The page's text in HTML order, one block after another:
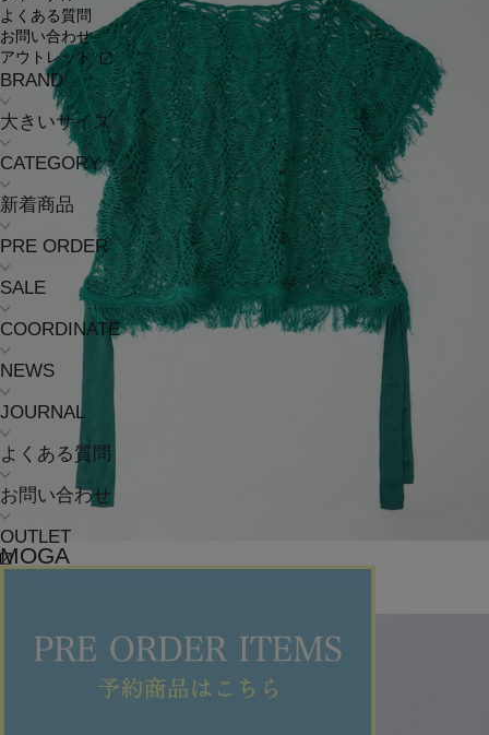
よくある質問
お問い合わせ
アウトレット
BRAND
大きいサイズ
CATEGORY
新着商品
PRE ORDER
SALE
COORDINATE
NEWS
JOURNAL
よくある質問
お問い合わせ
OUTLET
MOGA